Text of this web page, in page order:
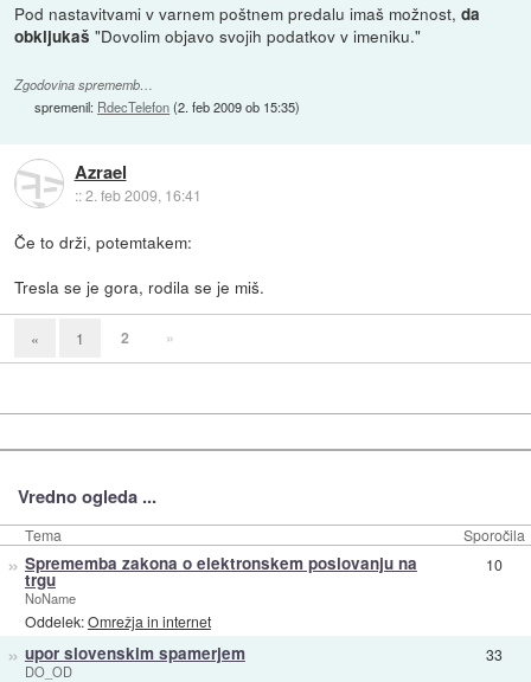
Pod nastavitvami v varnem poštnem predalu imaš možnost,da
obkljukaš "Dovolim objavo svojih podatkov v imeniku."
Zgodovina sprememb…
spremenil: RdecTelefon(2. feb 2009 ob 15:35)
Azrael
::2. feb 2009, 16:41
Če to drži, potemtakem:
Tresla se je gora, rodila se je miš.
« 1 2 »
Vredno ogleda ...
Tema Sporočila
» Sprememba zakona o elektronskem poslovanju na
trgu
NoName
Oddelek:Omrežja in internet
10
» upor slovenskim spamerjem
DO_OD
33